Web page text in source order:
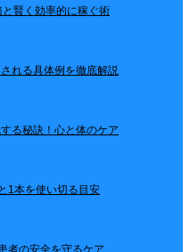
賢く効率的に稼ぐ術
れる具体例を徹底解説
る秘訣！心と体のケア
1本を使い切る目安